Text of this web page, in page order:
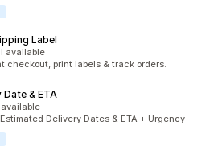
Label
614
available
checkout, print labels & track orders.
& ETA
78
Delivery Dates & ETA + Urgency